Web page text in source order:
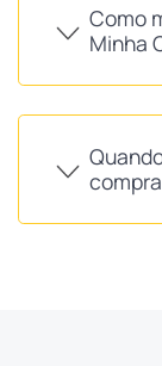
Como
Minha